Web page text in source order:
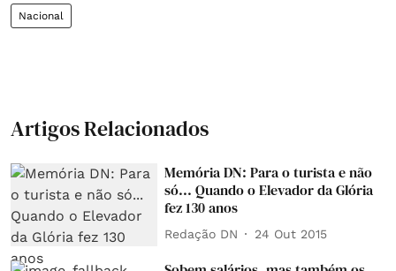
Nacional
Artigos Relacionados
Memória DN: Para o turista e não
só... Quando o Elevador da Glória
fez 130 anos
Redação DN 24 Out 2015